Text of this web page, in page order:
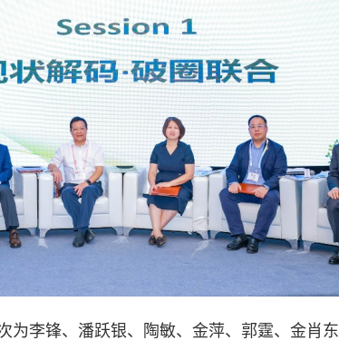
为李锋、潘跃银、陶敏、金萍、郭霆、金肖东